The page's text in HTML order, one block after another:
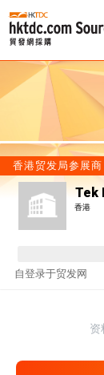
香港贸发局参展商
Tek
香港
自登录于贸发网
资